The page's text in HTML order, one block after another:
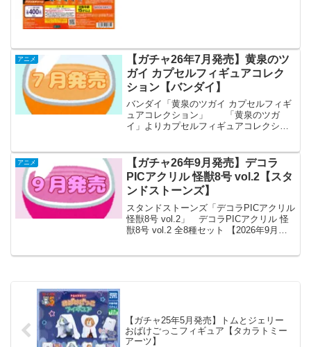
アニメ
【ガチャ26年7月発売】黄泉のツ
ガイ カプセルフィギュアコレク
ション【バンダイ】
バンダイ「黄泉のツガイ カプセルフィギ
ュアコレクション」 「黄泉のツガ
イ」よりカプセルフィギュアコレクショ
ションにTVアニメ「黄泉のツガイ」が登
場！ 商品名 黄泉のツ...
アニメ
【ガチャ26年9月発売】デコラ
PICアクリル 怪獣8号 vol.2【スタ
ンドストーンズ】
スタンドストーンズ「デコラPICアクリル
怪獣8号 vol.2」 デコラPICアクリル 怪
獣8号 vol.2 全8種セット 【2026年9月予
【ガチャ25年5月発売】トムとジェリー
おばけごっこフィギュア【タカラトミー
アーツ】